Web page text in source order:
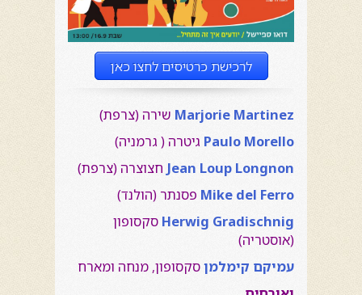
לרכישת כרטיסים לחצו כאן
Marjorie Martinez שירה (צרפת)
Paulo Morello גיטרה ( גרמניה)
Jean Loup Longnon חצוצרה (צרפת)
Mike del Ferro פסנתר (הולנד)
Herwig Gradischnig סקסופון
(אוסטריה)
עמיקם קימלמןסקסופון, מנחה ומארח